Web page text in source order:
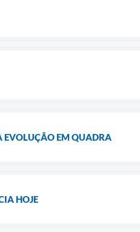
EVOLUÇÃO EM QUADRA
HOJE